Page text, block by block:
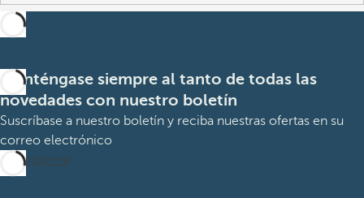
Manténgase siempre al tanto de todas las
novedades con nuestro boletín
Suscríbase a nuestro boletín y reciba nuestras ofertas en su
correo electrónico
Suscribirme